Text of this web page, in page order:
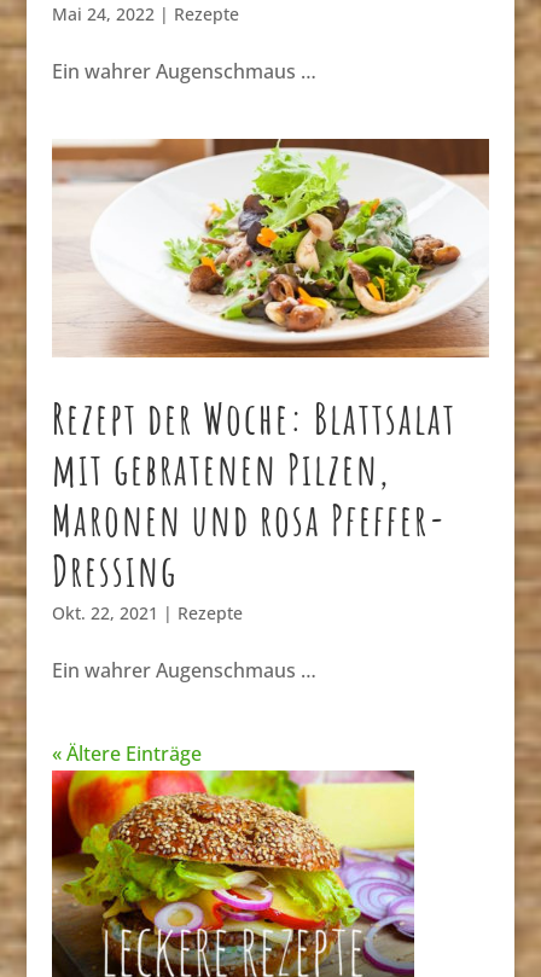
Mai 24, 2022| Rezepte
Ein wahrer Augenschmaus …
Rezept der Woche: Blattsalat
mit gebratenen Pilzen,
Maronen und rosa Pfeffer-
Dressing
Okt. 22, 2021 | Rezepte
Ein wahrer Augenschmaus …
« Ältere Einträge